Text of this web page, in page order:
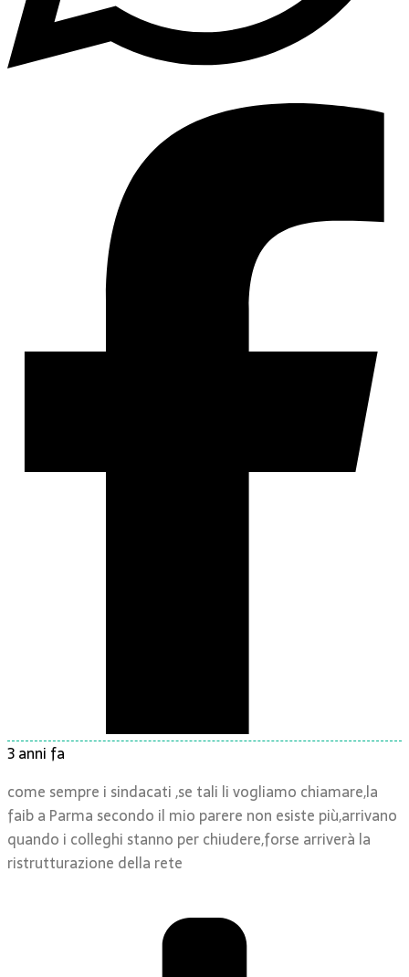
3 anni fa
come sempre i sindacati ,se tali li vogliamo chiamare,la
faib a Parma secondo il mio parere non esiste più,arrivano
quando i colleghi stanno per chiudere,forse arriverà la
ristrutturazione della rete